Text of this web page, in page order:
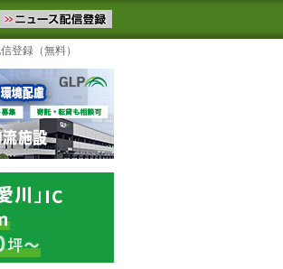
。物流ニュースメール配信を登録す
見るテーマ
登録（無料）